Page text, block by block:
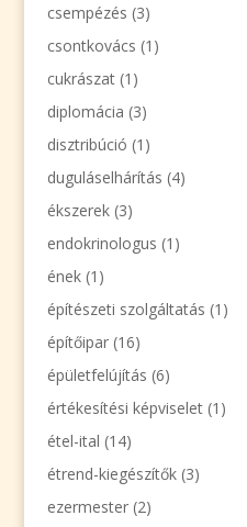
csempézés (3)
csontkovács (1)
cukrászat(1)
diplomácia (3)
disztribúció (1)
duguláselhárítás (4)
ékszerek(3)
endokrinologus (1)
ének(1)
építészeti szolgáltatás (1)
építőipar(16)
épületfelújítás (6)
értékesítési képviselet(1)
étel-ital (14)
étrend-kiegészítők(3)
ezermester(2)